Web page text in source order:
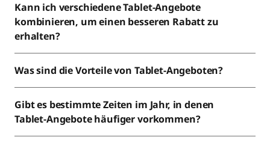
Kann ich verschiedene Tablet-Angebote
kombinieren, um einen besseren Rabatt zu
erhalten?
Was sind die Vorteile von Tablet-Angeboten?
Gibt es bestimmte Zeiten im Jahr, in denen
Tablet-Angebote häufiger vorkommen?